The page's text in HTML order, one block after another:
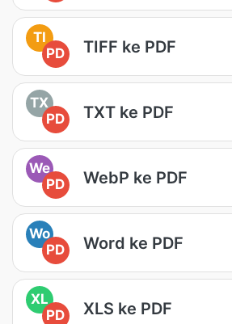
TI
PD
TIFF ke PDF
TX
PD
TXT ke PDF
We
PD
WebP ke PDF
Wo
PD
Word ke PDF
XL
PD
XLS ke PDF